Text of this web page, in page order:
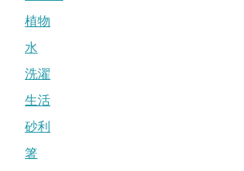
植物
水
洗濯
生活
砂利
箸